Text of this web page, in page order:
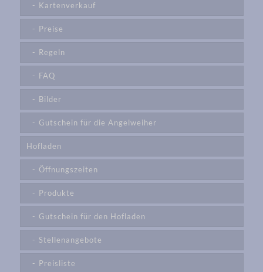
Kartenverkauf
Preise
Regeln
FAQ
Bilder
Gutschein für die Angelweiher
Hofladen
Öffnungszeiten
Produkte
Gutschein für den Hofladen
Stellenangebote
Preisliste